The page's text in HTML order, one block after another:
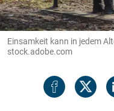
Einsamkeit kann in jedem
stock.adobe.com